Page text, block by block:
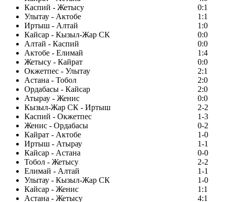
Каспий - Жетысу
0:1
Улытау - Актобе
1:1
Иртыш - Алтай
1:0
Кайсар - Кызыл-Жар СК
0:0
Алтай - Каспий
0:0
Актобе - Елимай
1:4
Жетысу - Кайрат
0:0
Окжетпес - Улытау
2:1
Астана - Тобол
2:0
Ордабасы - Кайсар
2:0
Атырау - Женис
0:0
Кызыл-Жар СК - Иртыш
2-2
Каспий - Окжетпес
1-3
Женис - Ордабасы
0-2
Кайрат - Актобе
1-0
Иртыш - Атырау
1-1
Кайсар - Астана
0-0
Тобол - Жетысу
2-2
Елимай - Алтай
1-1
Улытау - Кызыл-Жар СК
1-0
Кайсар - Женис
1:1
Астана - Жетысу
4:1